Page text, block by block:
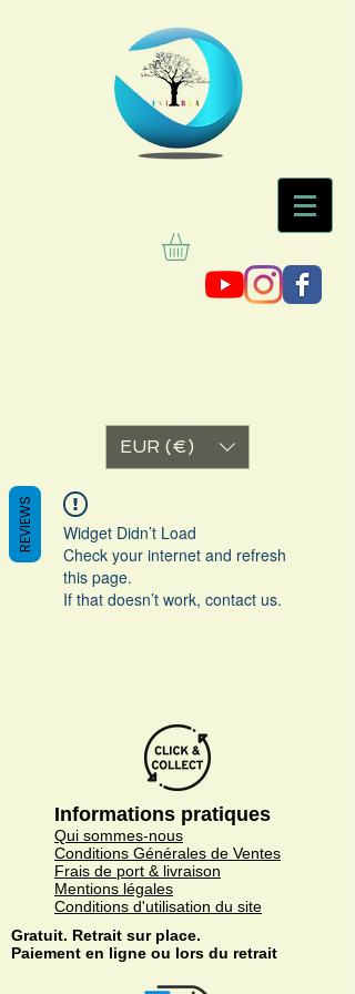
EUR (€)
Widget Didn’t Load
Check your internet and refresh
this page.
If that doesn’t work, contact us.
Informations pratiques
Qui sommes-nous
Conditions Générales de Ventes
Frais de port & livraison
Mentions légales
Conditions d'utilisation du site
Gratuit. Retrait sur place.
Paiement en ligne ou lors du retrait
REVIEWS